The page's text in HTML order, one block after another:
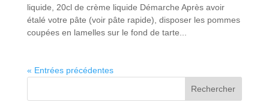
liquide, 20cl de crème liquide Démarche Après avoir
étalé votre pâte (voir pâte rapide), disposer les pommes
coupées en lamelles sur le fond de tarte...
« Entrées précédentes
Rechercher